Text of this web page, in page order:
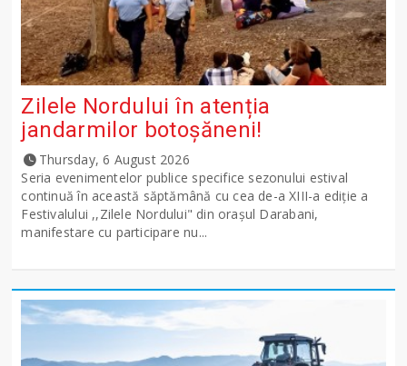
Zilele Nordului în atenția
jandarmilor botoșăneni!
Thursday, 6 August 2026
Seria evenimentelor publice specifice sezonului estival
continuă în această săptămână cu cea de-a XIII-a ediție a
Festivalului ,,Zilele Nordului" din orașul Darabani,
manifestare cu participare nu...